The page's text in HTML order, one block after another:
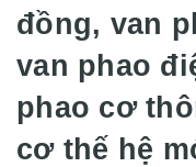
đồng, van
van phao
phao cơ
cơ thế hệ